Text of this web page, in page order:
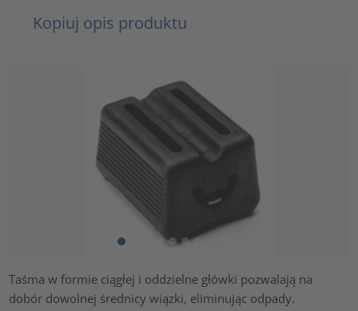
Kopiuj opis produktu
Taśma w formie ciągłej i oddzielne główki pozwalają na
dobór dowolnej średnicy wiązki, eliminując odpady.